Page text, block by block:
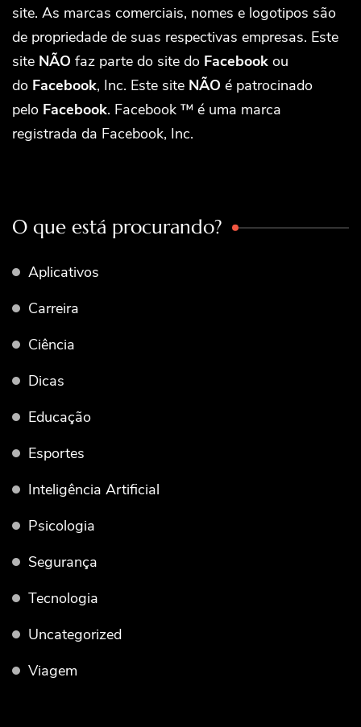
site. As marcas comerciais, nomes e logotipos são
de propriedade de suas respectivas empresas. Este
site NÃO faz parte do site do Facebook ou
do Facebook, Inc. Este site NÃO é patrocinado
pelo Facebook. Facebook ™ é uma marca
registrada da Facebook, Inc.
O que está procurando?
Aplicativos
Carreira
Ciência
Dicas
Educação
Esportes
Inteligência Artificial
Psicologia
Segurança
Tecnologia
Uncategorized
Viagem